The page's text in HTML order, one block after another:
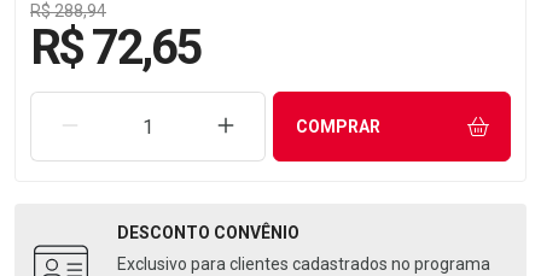
R$ 288,94
R$ 72,65
REMOVER UMA UNIDADEAUMENTAR UMA UNIDADE
COMPRAR
DESCONTO CONVÊNIO
Exclusivo para clientes cadastrados no programa